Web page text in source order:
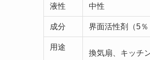
液性 中性
成分 界面活性剤（5％
用途
換気扇、キッチ